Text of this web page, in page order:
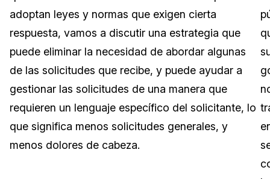
Medios de Comunicación y
Entretenimiento
Centros de Crisis y Las Líneas Directas
La Venta al Por Menor
TI y Operaciones
Sobre nosotros
Trabaja con nosotros
adoptan leyes y normas que exigen cierta
respuesta, vamos a discutir una estrategia que
puede eliminar la necesidad de abordar algunas
de las solicitudes que recibe, y puede ayudar a
gestionar las solicitudes de una manera que
requieren un lenguaje específico del solicitante, lo
que significa menos solicitudes generales, y
menos dolores de cabeza.